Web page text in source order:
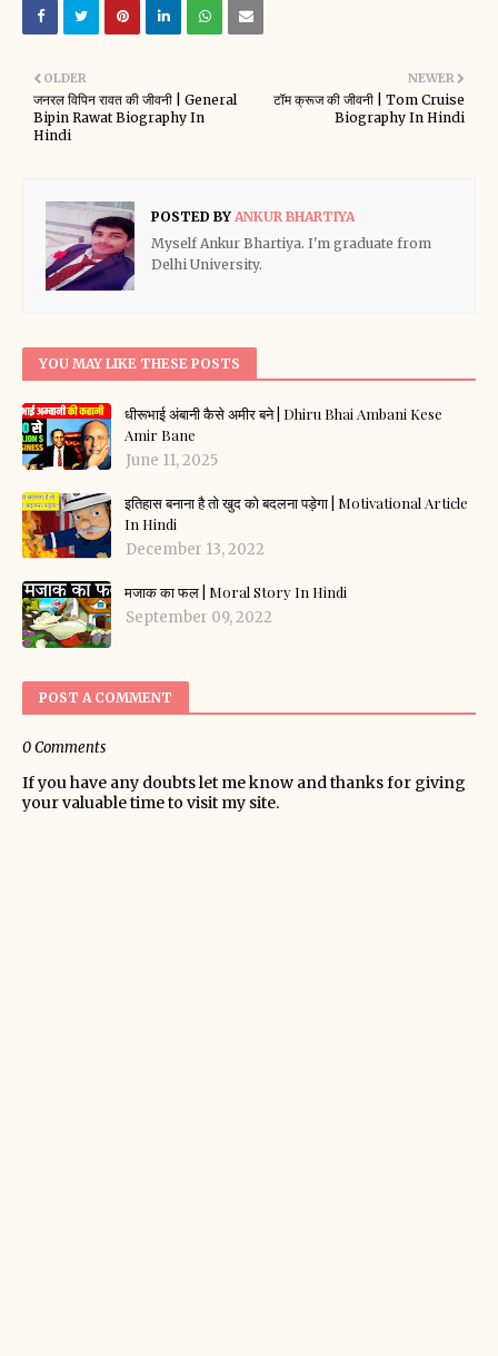
NEWER
टॉम क्रूज की जीवनी | Tom Cruise
Biography In Hindi
OLDER
जनरल विपिन रावत की जीवनी | General
Bipin Rawat Biography In
Hindi
POSTED BY ANKUR BHARTIYA
Myself Ankur Bhartiya. I'm graduate from
Delhi University.
YOU MAY LIKE THESE POSTS
धीरूभाई अंबानी कैसे अमीर बने | Dhiru Bhai Ambani Kese
Amir Bane
June 11, 2025
इतिहास बनाना है तो खुद को बदलना पड़ेगा | Motivational Article
In Hindi
December 13, 2022
मजाक का फल | Moral Story In Hindi
September 09, 2022
POST A COMMENT
0 Comments
If you have any doubts let me know and thanks for giving
your valuable time to visit my site.